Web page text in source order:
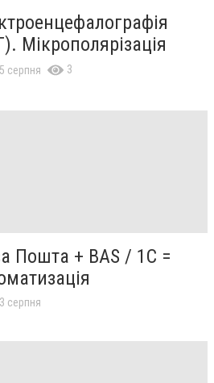
Мікрополярізація
серпня 3
Пошта + BAS / 1C =
серпня